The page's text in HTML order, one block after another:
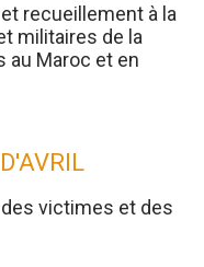
recueillement à la
militaires de la
au Maroc et en
victimes et des